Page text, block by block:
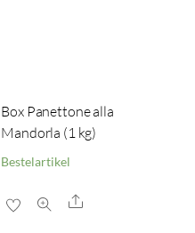
Box Panettone alla
Mandorla (1 kg)
Bestelartikel
Share